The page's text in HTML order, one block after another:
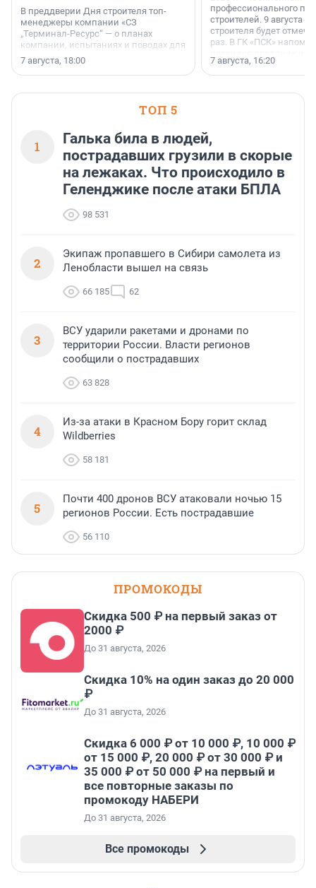
В преддверии Дня строителя топ-
менеджеры компании «СЗ
„Терминал-Ресурс“ — о планах
компании, испытаниях и поводах для
осторожного оптимизма.
7 августа, 18:00
профессионального
строителей. 9 августа
строителя будет
раз. В ГК «ПСК»
поменялась роль
7 августа, 16:20
ТОП 5
1
Галька била в людей,
пострадавших грузили в скорые
на лежаках. Что происходило в
Геленджике после атаки БПЛА
98 531
2
Экипаж пропавшего в Сибири самолета из
Ленобласти вышел на связь
66 185 62
3
ВСУ ударили ракетами и дронами по
территории России. Власти регионов
сообщили о пострадавших
63 828
4
Из-за атаки в Красном Бору горит склад
Wildberries
58 181
5
Почти 400 дронов ВСУ атаковали ночью 15
регионов России. Есть пострадавшие
56 110
ПРОМОКОДЫ
Скидка 500 ₽ на первый заказ от
2000 ₽
До 31 августа, 2026
Скидка 10% на один заказ до 20 000
₽
До 31 августа, 2026
Скидка 6 000 ₽ от 10 000 ₽, 10 000 ₽
от 15 000 ₽, 20 000 ₽ от 30 000 ₽ и
35 000 ₽ от 50 000 ₽ на первый и
все повторные заказы по
промокоду НАБЕРИ
До 31 августа, 2026
Все промокоды